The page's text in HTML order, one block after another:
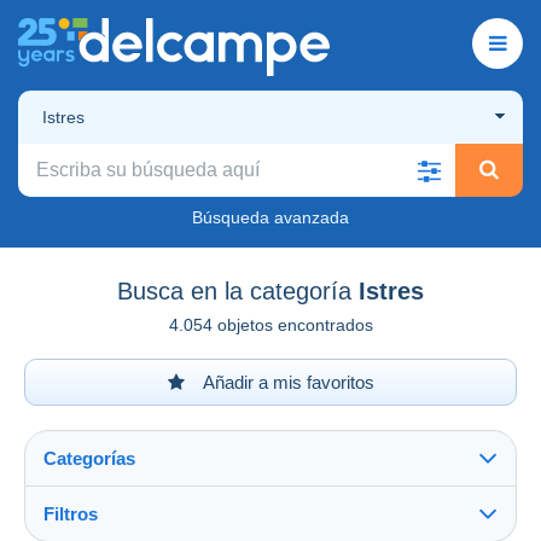
Istres
Búsqueda avanzada
Busca en la categoría Istres
4.054 objetos encontrados
Añadir a mis favoritos
Categorías
Filtros